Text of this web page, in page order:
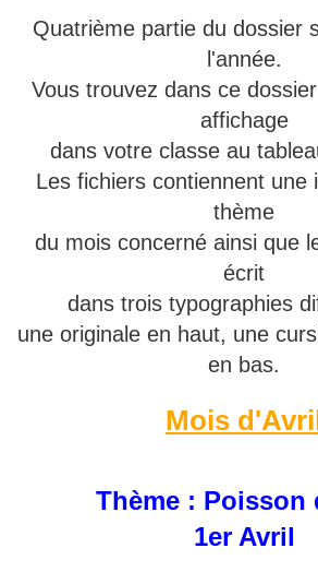
Quatrième partie du dossier
l'année.
Vous trouvez dans ce
affichage
dans votre classe au
Les fichiers contiennent une
thème
du mois concerné ainsi que
écrit
dans trois typographies
une originale en haut, une
en bas.
Mois
Thème : Poisson
1er Avril